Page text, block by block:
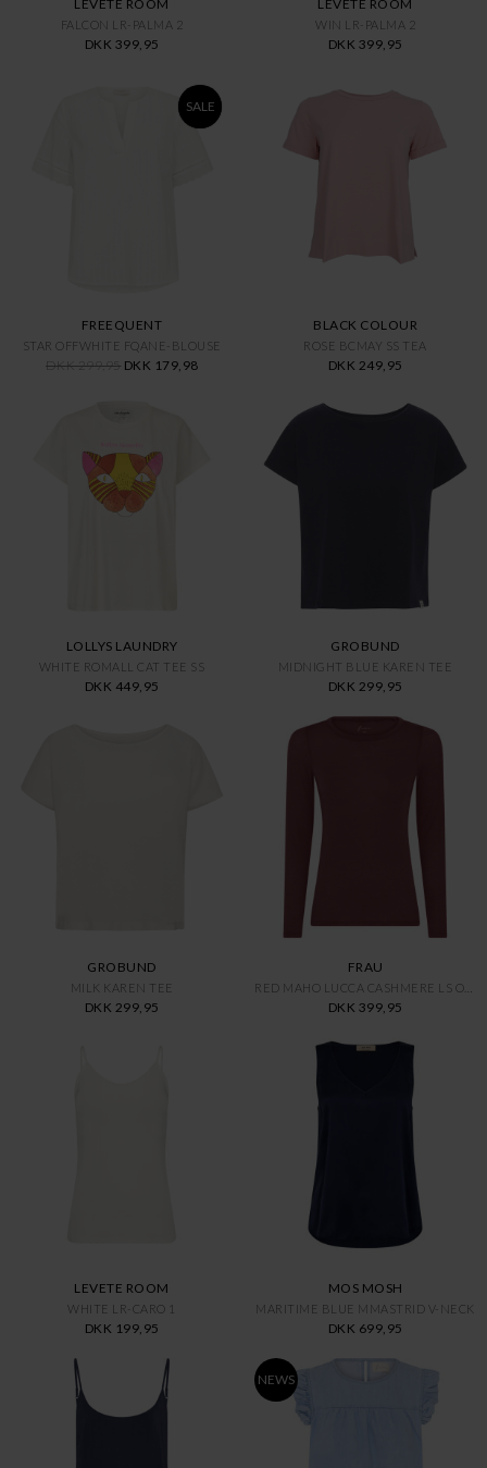
LEVETE ROOM
FALCON LR-PALMA 2
DKK 399,95
LEVETE ROOM
WIN LR-PALMA 2
DKK 399,95
SALE
FREEQUENT
STAR OFFWHITE FQANE-BLOUSE
DKK 299,95 DKK 179,98
BLACK COLOUR
ROSE BCMAY SS TEA
DKK 249,95
LOLLYS LAUNDRY
WHITE ROMALL CAT TEE SS
DKK 449,95
GROBUND
MIDNIGHT BLUE KAREN TEE
DKK 299,95
GROBUND
MILK KAREN TEE
DKK 299,95
FRAU
DKK 399,95
LEVETE ROOM
WHITE LR-CARO 1
DKK 199,95
MOS MOSH
MARITIME BLUE MMASTRID V-NECK
DKK 699,95
NEWS